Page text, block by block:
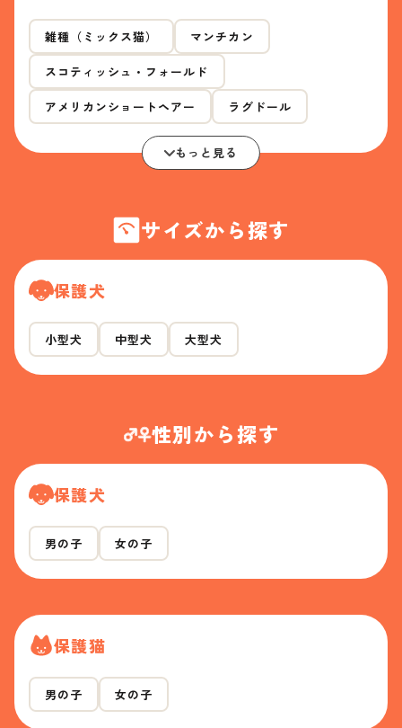
雑種（ミックス猫） マンチカン
スコティッシュ・フォールド
アメリカンショートヘアー ラグドール
もっと見る
サイズから探す
保護犬
小型犬 中型犬 大型犬
性別から探す
保護犬
男の子 女の子
保護猫
男の子 女の子